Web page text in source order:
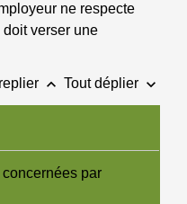
ne respecte
verser une
keyboard_arrow_up Tout déplier keyboard_arrow_down
par